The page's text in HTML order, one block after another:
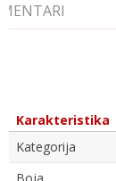
Karakteristika
Kategorija